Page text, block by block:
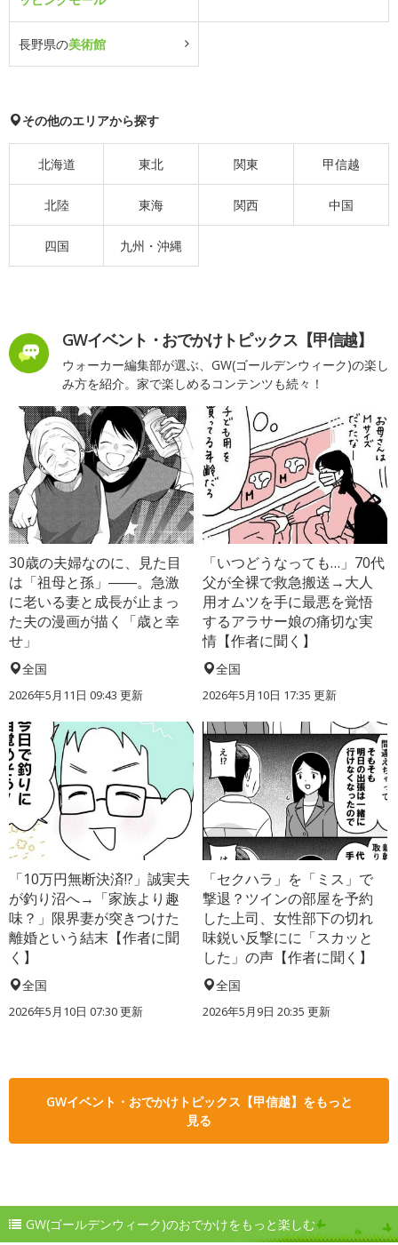
長野県の美術館
その他のエリアから探す
北海道 東北 関東 甲信越
北陸 東海 関西 中国
四国 九州・沖縄
GWイベント・おでかけトピックス【甲信越】
ウォーカー編集部が選ぶ、GW(ゴールデンウィーク)の楽し
み方を紹介。家で楽しめるコンテンツも続々！
30歳の夫婦なのに、見た目
は「祖母と孫」――。急激
に老いる妻と成長が止まっ
た夫の漫画が描く「歳と幸
せ」
全国
2026年5月11日 09:43 更新
「いつどうなっても…」70代
父が全裸で救急搬送→大人
用オムツを手に最悪を覚悟
するアラサー娘の痛切な実
情【作者に聞く】
全国
2026年5月10日 17:35 更新
「10万円無断決済!?」誠実夫
が釣り沼へ→「家族より趣
味？」限界妻が突きつけた
離婚という結末【作者に聞
く】
全国
2026年5月10日 07:30 更新
「セクハラ」を「ミス」で
撃退？ツインの部屋を予約
した上司、女性部下の切れ
味鋭い反撃にに「スカッと
した」の声【作者に聞く】
全国
2026年5月9日 20:35 更新
GWイベント・おでかけトピックス【甲信越】をもっと
見る
GW(ゴールデンウィーク)のおでかけをもっと楽しむ